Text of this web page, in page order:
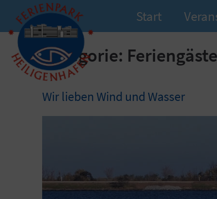
Start
Kategorie:
Wir lieben Wind und Wasser